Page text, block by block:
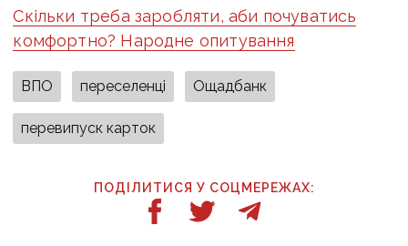
Скільки треба заробляти, аби почуватись
комфортно? Народне опитування
ВПО переселенці Ощадбанк
перевипуск карток
ПОДІЛИТИСЯ У СОЦМЕРЕЖАХ: